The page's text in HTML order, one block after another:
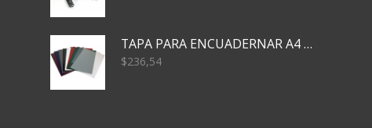
TAPA PARA ENCUADERNAR A4 TRANSP x50x500
$236,54